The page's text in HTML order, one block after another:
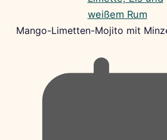
Mango-Limetten-Mojito mit